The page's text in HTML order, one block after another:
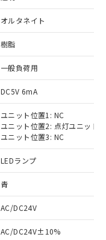
オルタネイト
樹脂
一般負荷用
DC5V 6mA
ユニット位置1: NC
ユニット位置2: 点灯ユニット
ユニット位置3: NC
LEDランプ
青
AC/DC24V
AC/DC24V±10%